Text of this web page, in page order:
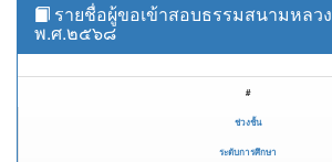
รายชื่อผู้ขอเข้าสอบธรรมสนามหลวง
พ.ศ.๒๕๖๘
#
ช่วงชั้น
ระดับการศึกษา